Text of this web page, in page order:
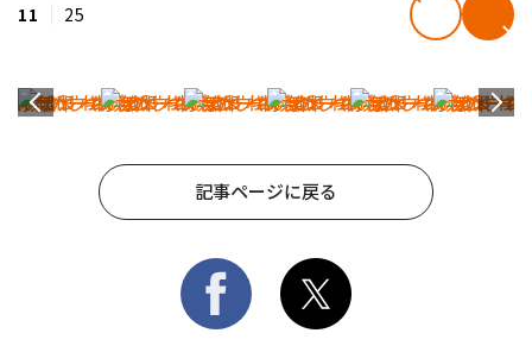
11 25
記事ページに戻る